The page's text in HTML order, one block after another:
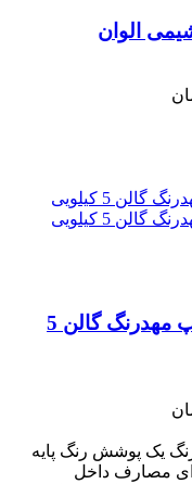
الوان
رنگ نیم پلاستیک سفید مات ساتراپ مهدرنگ گالن 5
یک پوشش رنگ پایه
مصارف داخل